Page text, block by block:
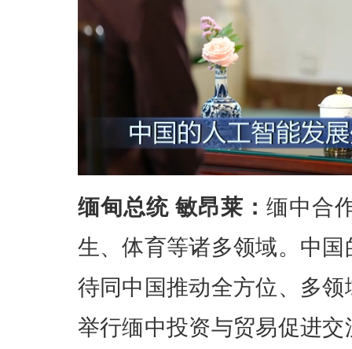
缅甸总统 敏昂莱：缅中合
生、体育等诸多领域。中
待同中国推动全方位、多
举行缅中投资与贸易促进